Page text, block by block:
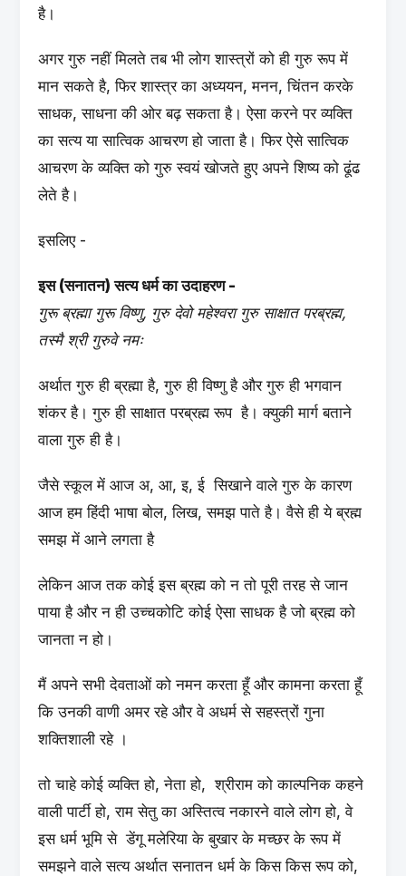
है।
अगर गुरु नहीं मिलते तब भी लोग शास्त्रों को ही गुरु रूप में
मान सकते है, फिर शास्त्र का अध्ययन, मनन, चिंतन करके
साधक, साधना की ओर बढ़ सकता है। ऐसा करने पर व्यक्ति
का सत्य या सात्विक आचरण हो जाता है। फिर ऐसे सात्विक
आचरण के व्यक्ति को गुरु स्वयं खोजते हुए अपने शिष्य को ढूंढ
लेते है।
इसलिए -
इस (सनातन) सत्य धर्म का उदाहरण -
गुरू ब्रह्मा गुरू विष्णु, गुरु देवो महेश्वरा गुरु साक्षात परब्रह्म,
तस्मै श्री गुरुवे नमः
अर्थात गुरु ही ब्रह्मा है, गुरु ही विष्णु है और गुरु ही भगवान
शंकर है। गुरु ही साक्षात परब्रह्म रूप है। क्युकी मार्ग बताने
वाला गुरु ही है।
जैसे स्कूल में आज अ, आ, इ, ई सिखाने वाले गुरु के कारण
आज हम हिंदी भाषा बोल, लिख, समझ पाते है। वैसे ही ये ब्रह्म
समझ में आने लगता है
लेकिन आज तक कोई इस ब्रह्म को न तो पूरी तरह से जान
पाया है और न ही उच्चकोटि कोई ऐसा साधक है जो ब्रह्म को
जानता न हो।
मैं अपने सभी देवताओं को नमन करता हूँ और कामना करता हूँ
कि उनकी वाणी अमर रहे और वे अधर्म से सहस्त्रों गुना
शक्तिशाली रहे ।
तो चाहे कोई व्यक्ति हो, नेता हो, श्रीराम को काल्पनिक कहने
वाली पार्टी हो, राम सेतु का अस्तित्व नकारने वाले लोग हो, वे
इस धर्म भूमि से डेंगू मलेरिया के बुखार के मच्छर के रूप में
समझने वाले सत्य अर्थात सनातन धर्म के किस किस रूप को,